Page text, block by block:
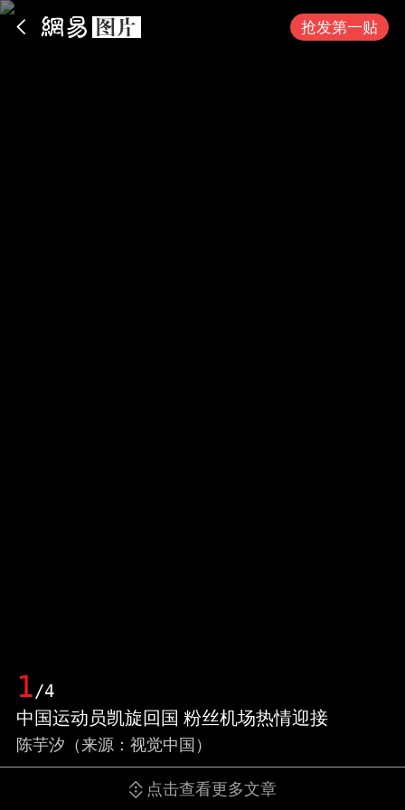
抢发第一贴
1/4
中国运动员凯旋回国 粉丝机场热情迎接
陈芋汐（来源：视觉中国）
点击查看更多文章
App内打开